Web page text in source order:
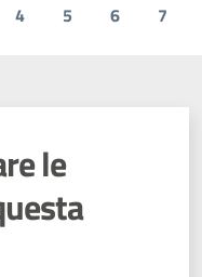
4 5 6 7
le